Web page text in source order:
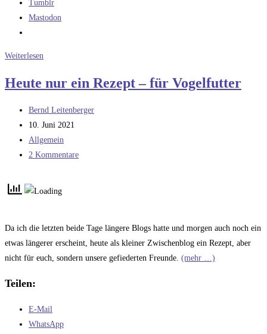
Tumblr
Mastodon
Weiterlesen
System
Heute nur ein Rezept – für Vogelfutter
Beitrags-
Autor:
Bernd Leitenberger
Beitrag
veröffentlicht:
10. Juni 2021
Beitrags-
Kategorie:
Allgemein
Beitrags-
2 Kommentare
Da ich die letzten beide Tage längere Blogs hatte und morgen auch noch ein
etwas längerer erscheint, heute als kleiner Zwischenblog ein Rezept, aber
nicht für euch, sondern unsere gefiederten Freunde. (mehr …)
Teilen:
E-Mail
WhatsApp